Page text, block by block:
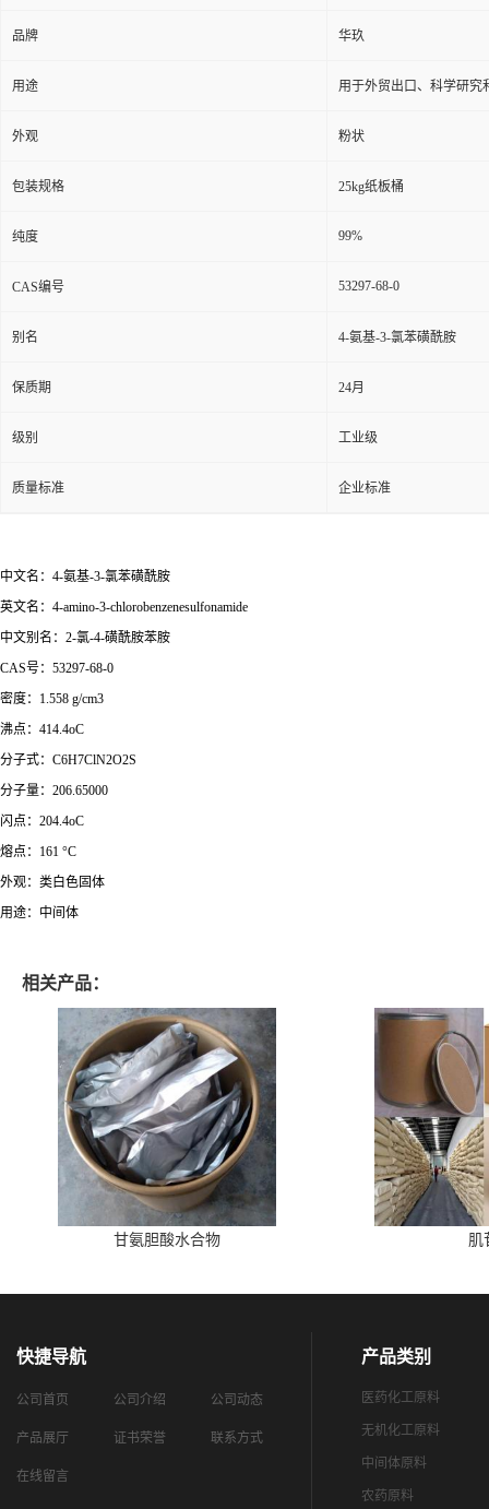
品牌 华玖
用途 用于外贸出口、科学研究
外观 粉状
包装规格 25kg纸板桶
纯度 99%
CAS编号 53297-68-0
别名 4-氨基-3-氯苯磺酰胺
保质期 24月
级别 工业级
质量标准 企业标准
中文名：4-氨基-3-氯苯磺酰胺
英文名：4-amino-3-chlorobenzenesulfonamide
中文别名：2-氯-4-磺酰胺苯胺
CAS号：53297-68-0
密度：1.558 g/cm3
沸点：414.4oC
分子式：C6H7ClN2O2S
分子量：206.65000
闪点：204.4oC
熔点：161 °C
外观：类白色固体
用途：中间体
相关产品：
甘氨胆酸水合物 肌
快捷导航
公司首页 公司介绍 公司动态
产品展厅 证书荣誉 联系方式
在线留言
产品类别
医药化工原料
无机化工原料
中间体原料
农药原料